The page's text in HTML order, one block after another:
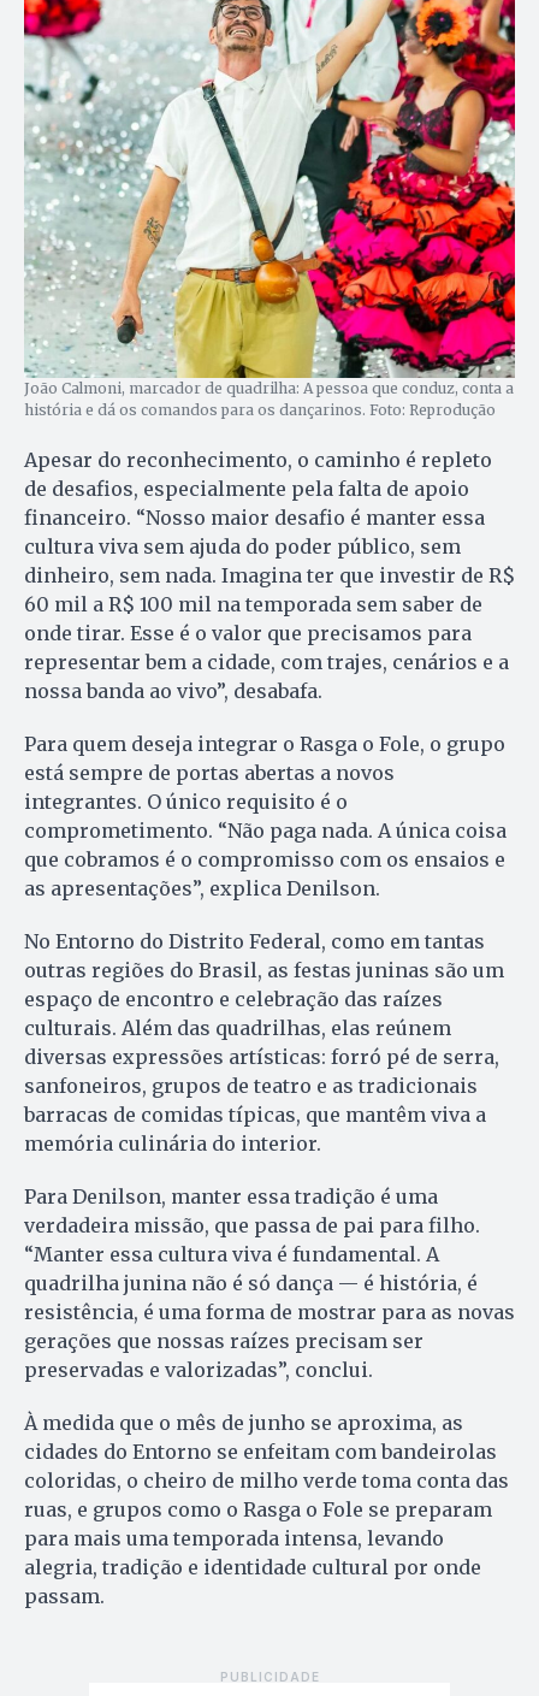
João Calmoni, marcador de quadrilha: A pessoa que conduz, conta a
história e dá os comandos para os dançarinos. Foto: Reprodução
Apesar do reconhecimento, o caminho é repleto
de desafios, especialmente pela falta de apoio
financeiro. “Nosso maior desafio é manter essa
cultura viva sem ajuda do poder público, sem
dinheiro, sem nada. Imagina ter que investir de R$
60 mil a R$ 100 mil na temporada sem saber de
onde tirar. Esse é o valor que precisamos para
representar bem a cidade, com trajes, cenários e a
nossa banda ao vivo”, desabafa.
Para quem deseja integrar o Rasga o Fole, o grupo
está sempre de portas abertas a novos
integrantes. O único requisito é o
comprometimento. “Não paga nada. A única coisa
que cobramos é o compromisso com os ensaios e
as apresentações”, explica Denilson.
No Entorno do Distrito Federal, como em tantas
outras regiões do Brasil, as festas juninas são um
espaço de encontro e celebração das raízes
culturais. Além das quadrilhas, elas reúnem
diversas expressões artísticas: forró pé de serra,
sanfoneiros, grupos de teatro e as tradicionais
barracas de comidas típicas, que mantêm viva a
memória culinária do interior.
Para Denilson, manter essa tradição é uma
verdadeira missão, que passa de pai para filho.
“Manter essa cultura viva é fundamental. A
quadrilha junina não é só dança — é história, é
resistência, é uma forma de mostrar para as novas
gerações que nossas raízes precisam ser
preservadas e valorizadas”, conclui.
À medida que o mês de junho se aproxima, as
cidades do Entorno se enfeitam com bandeirolas
coloridas, o cheiro de milho verde toma conta das
ruas, e grupos como o Rasga o Fole se preparam
para mais uma temporada intensa, levando
alegria, tradição e identidade cultural por onde
passam.